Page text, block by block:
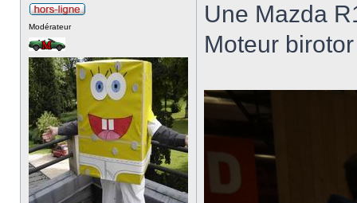
Modérateur
Une Mazda
Moteur